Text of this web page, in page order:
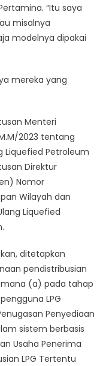
“Itu saya
misalnya
modelnya dipakai
mereka yang
Menteri
2023 tentang
Liquefied Petroleum
Direktur
Nomor
Wilayah dan
Liquefied
ditetapkan
pendistribusian
mana (a) pada tahap
LPG
Penyediaan
sistem berbasis
Usaha Penerima
LPG Tertentu